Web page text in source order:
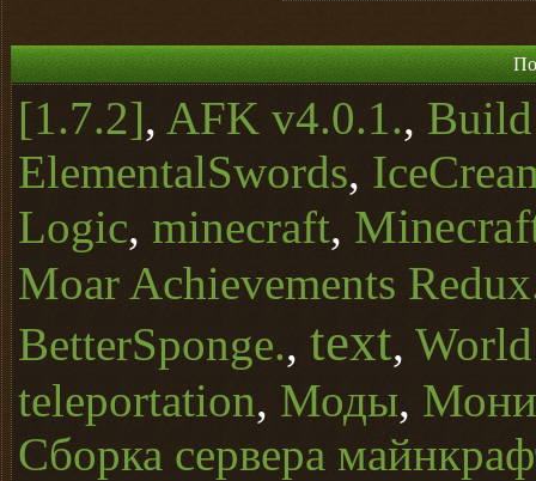
[1.7.2], AFK v4.0.1., Build
ElementalSwords,
Logic, minecraft,
Moar Achievements
BetterSponge., text,
teleportation, Моды,
Сборка сервера